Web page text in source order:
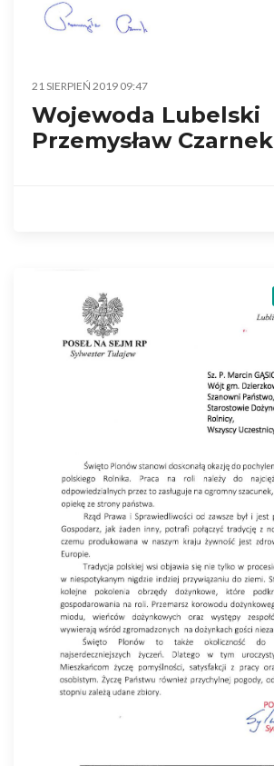
21 SIERPIEŃ 2019 09:47
Wojewoda Lubelski
Przemysław Czarnek